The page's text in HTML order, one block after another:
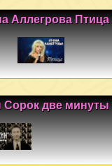
Аллегрова Птица
две минуты